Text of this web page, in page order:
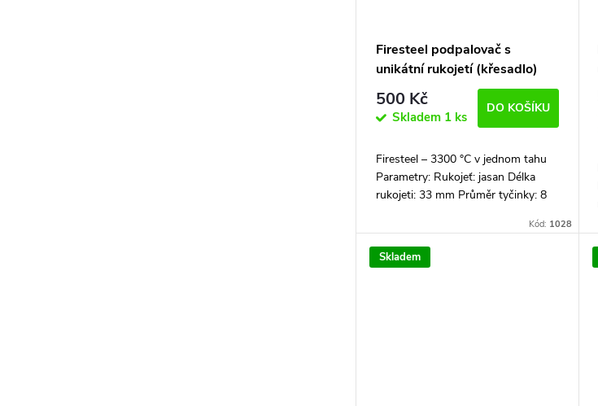
Firesteel podpalovač s
unikátní rukojetí (křesadlo)
500 Kč
Skladem 1 ks
DO KOŠÍKU
Firesteel – 3300 °C v jednom tahu
Parametry: Rukojeť: jasan Délka
rukojeti: 33 mm Průměr tyčinky: 8
Firesteel podpalovač je dodávaný i...
Kód: 1028
Skladem